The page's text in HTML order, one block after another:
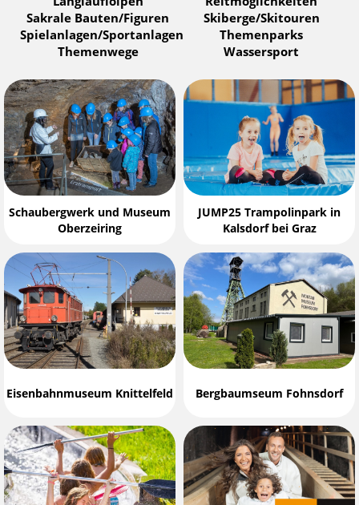
Sakrale Bauten/Figuren
Skiberge/Skitouren
Spielanlagen/Sportanlagen
Themenparks
Themenwege
Wassersport
Schaubergwerk und Museum
Oberzeiring
JUMP25 Trampolinpark in
Kalsdorf bei Graz
Eisenbahnmuseum Knittelfeld Bergbaumseum Fohnsdorf